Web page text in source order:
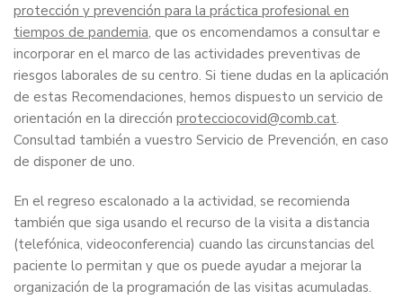
protección y prevención para la práctica profesional en
tiempos de pandemia, que os encomendamos a consultar e
incorporar en el marco de las actividades preventivas de
riesgos laborales de su centro. Si tiene dudas en la aplicación
de estas Recomendaciones, hemos dispuesto un servicio de
orientación en la dirección protecciocovid@comb.cat.
Consultad también a vuestro Servicio de Prevención, en caso
de disponer de uno.
En el regreso escalonado a la actividad, se recomienda
también que siga usando el recurso de la visita a distancia
(telefónica, videoconferencia) cuando las circunstancias del
paciente lo permitan y que os puede ayudar a mejorar la
organización de la programación de las visitas acumuladas.